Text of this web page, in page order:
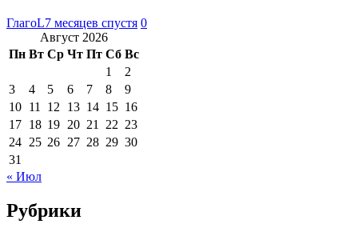
ГлагоL7 месяцев спустя 0
Август 2026
Пн Вт Ср Чт Пт Сб Вс
1
2
3
4 5 6 7 8
9
10 11 12 13 14 15 16
17 18 19 20 21 22 23
24 25 26 27 28 29 30
31
« Июл
Рубрики